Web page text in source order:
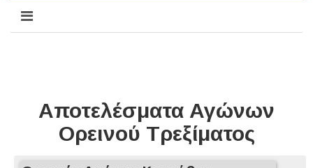
Αποτελέσματα Αγώνων
Ορεινού Τρεξίματος